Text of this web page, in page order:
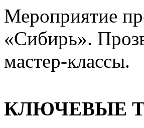
Мероприятие
«Сибирь».
мастер-классы.
КЛЮЧЕВЫЕ